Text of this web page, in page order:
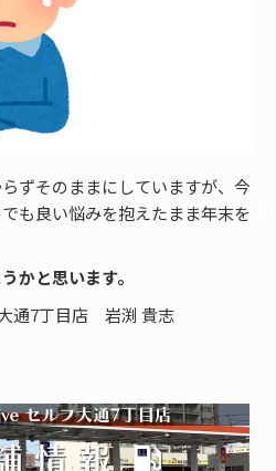
ずそのままにしていますが、今
も良い悩みを抱えたまま年末を
かと思います。
通7丁目店 岩渕 貴志